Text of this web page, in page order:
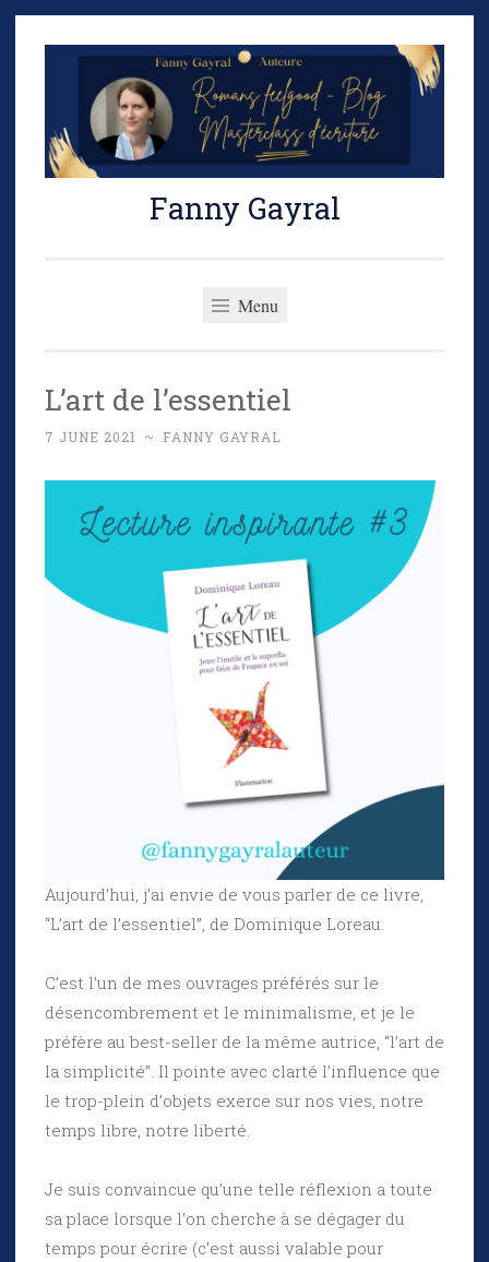
content
Fanny Gayral
Menu
L’art de l’essentiel
7 JUNE 2021 ~ FANNY GAYRAL
Aujourd’hui, j’ai envie de vous parler de ce livre,
“L’art de l’essentiel”, de Dominique Loreau.
C’est l’un de mes ouvrages préférés sur le
désencombrement et le minimalisme, et je le
préfère au best-seller de la même autrice, “l’art de
la simplicité”. Il pointe avec clarté l’influence que
le trop-plein d’objets exerce sur nos vies, notre
temps libre, notre liberté.
Je suis convaincue qu’une telle réflexion a toute
sa place lorsque l’on cherche à se dégager du
temps pour écrire (c’est aussi valable pour